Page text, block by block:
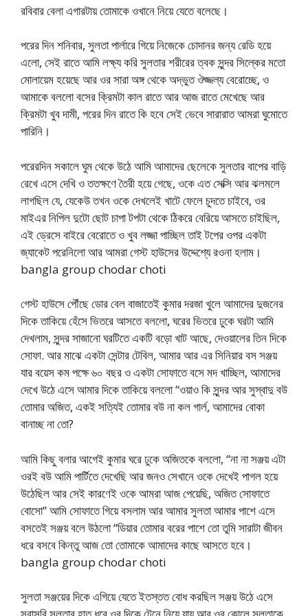
রবিবার বেলা এগারটায় তোমাকে ওখানে নিয়ে যেতে বলেছে।
পরের দিন শনিবার, সুলতা পার্লারে গিয়ে নিজেকে চোদানর জন্য রেডি হয়ে
এলো, সেই রাতে আমি লক্ষ্য করি সুলতার শরীরের ত্বক সুন্দর সিল্কের মতো
মোলায়েম হয়েছে আর ওর সারা অঙ্গ থেকে অদ্ভুত ঔজ্জল্য বেরোচ্ছে, ও
আমাকে বললো বসের ক্রিমটা কাল রাতে আর আজ রাতে মেখেছে আর
ক্রিমটা খুব দামী, পরের দিন রাতে কি হবে সেই ভেবে সারারাত আমরা ঘুমোতে
পারিনি।
পরেরদিন সকালে ঘুম থেকে উঠে আমি আমাদের ছেলেকে সুলতার বাপের বাড়ি
রেখে এসে দেখি ও ততক্ষণে তৈরী হয়ে গেছে, ওকে এত সেক্সি আর ঝলমলে
লাগছিল যে, যেকেউ তখন ওকে দেখলেই খাটে ফেলে চুদতে চাইবে, ওর
মাইএর নিপিল দুটো ছোট চাপা টপটা থেকে ঠিকরে বেরিয়ে আসতে চাইছিল,
এই ড্রেসে বাইরে বেরোতে ও খুব লজ্জা পাচ্ছিল তাই টপের ওপর একটা
জ্যাকেট পরেনিলো আর আমরা গেস্ট হাউসের উদ্দেশ্যে রওনা হলাম।
bangla group chodar choti
গেস্ট হাউসে পৌঁছে ডোর বেল বাজাতেই কুমার দরজা খুলে আমাদের দুজনের
দিকে তাকিয়ে হেঁসে ভিতরে আসতে বললো, ঘরের ভিতরে ঢুকে ঘরটা আমি
দেখলাম, সুন্দর সাজানো ঘরটিতে একটি বড়ো খাট আছে, দেওয়ালের তিন দিকে
সোফা. আর মাঝে একটা সেন্টার টেবিল, আমার আর এর সিনিয়ার বস সঞ্জয়
যার বয়েস কম পক্ষে ৬০ বছর ও একটা সোফাতে বসে মদ খাচ্ছিল, আমাদের
দেখে উঠে এসে আমার দিকে তাকিয়ে বললো “ওয়াও কি সুন্দর আর সুস্বাদু বউ
তোমার অজিত, একই সত্যিই তোমার বউ না কল গার্ল, আমাদের বোকা
বানাচ্ছ না তো?
আমি কিছু বলার আগেই কুমার ঘরে ঢুকে অজিতকে বললো, “না না সঞ্জয় এটা
ওরই বউ আমি পার্টিতে দেখেছি আর জনও সেখানে ওকে দেখেই পাগল হয়ে
উঠেছিল আর সেই কারণেই ওকে আমরা আজ পেয়েছি, অজিত সোফাতে
বোসো” আমি সোফাতে গিয়ে বসলাম আর আমার সুলতা আমার পাশে এসে
বসতেই সঞ্জয় বলে উঠলো “ডিয়ার তোমার বরের পাশে তো তুমি সারাটা জীবন
ধরে বসবে কিন্তু আজ তো তোমাকে আমাদের কাছে আসতে হবে।
bangla group chodar choti
সুলতা সঞ্জয়ের দিকে এগিয়ে যেতে ইতস্তত বোধ করছিল সঞ্জয় উঠে এসে